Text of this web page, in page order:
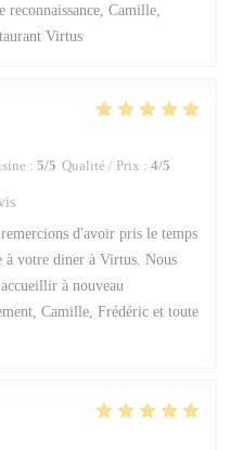
reconnaissance, Camille,
Virtus
: 5/5 Qualité / Prix : 4/5
d'avoir pris le temps
à votre diner à Virtus. Nous
à nouveau
Camille, Frédéric et toute